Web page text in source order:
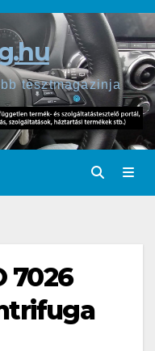
tesztmagazinja
7026